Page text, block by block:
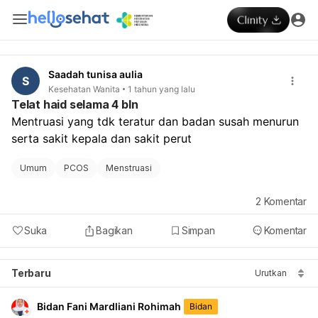
S Saadah tunisa aulia
Kesehatan Wanita 1 tahun yang lalu
Telat haid selama 4 bln
Mentruasi yang tdk teratur dan badan susah menurun
serta sakit kepala dan sakit perut
Umum PCOS Menstruasi
Suka Bagikan Simpan Komentar
2 Komentar
Terbaru Urutkan
Bidan Fani Mardliani Rohimah
Bidan